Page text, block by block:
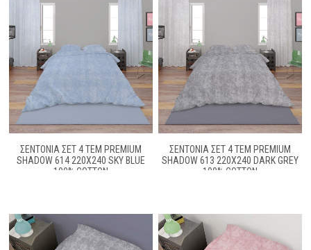
ΣΕΝΤΌΝΙΑ ΣΕΤ 4 ΤΕΜ PREMIUM
SHADOW 614 220X240 SKY BLUE
100% COTTON
ΣΕΝΤΌΝΙΑ ΣΕΤ 4 ΤΕΜ PREMIUM
SHADOW 613 220X240 DARK GREY
100% COTTON